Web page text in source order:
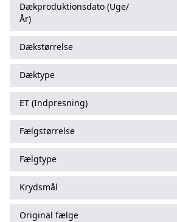
Dækproduktionsdato (Uge/
År)
Dækstørrelse
Dæktype
ET (Indpresning)
Fælgstørrelse
Fælgtype
Krydsmål
Original fælge